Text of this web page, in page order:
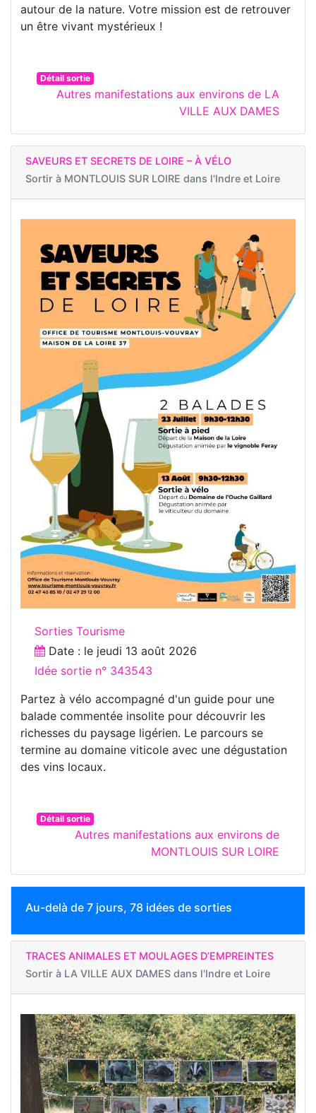
autour de la nature. Votre mission est de retrouver
un être vivant mystérieux !
Détail sortie
Autres manifestations aux environs de LA
VILLE AUX DAMES
SAVEURS ET SECRETS DE LOIRE – À VÉLO
Sortir à MONTLOUIS SUR LOIRE dans l'Indre et Loire
Sorties Tourisme
Date : le jeudi 13 août 2026
Idée sortie n° 343543
Partez à vélo accompagné d'un guide pour une
balade commentée insolite pour découvrir les
richesses du paysage ligérien. Le parcours se
termine au domaine viticole avec une dégustation
des vins locaux.
Détail sortie
Autres manifestations aux environs de
MONTLOUIS SUR LOIRE
Au-delà de 7 jours, 78 idées de sorties
TRACES ANIMALES ET MOULAGES D’EMPREINTES
Sortir à LA VILLE AUX DAMES dans l'Indre et Loire